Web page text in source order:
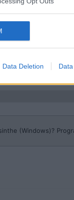
Data Deletion
(Windows)?